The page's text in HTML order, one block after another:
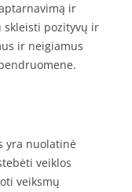
ir
skleisti pozityvų ir
ir neigiamus
yra nuolatinė
veiklos
veiksmų